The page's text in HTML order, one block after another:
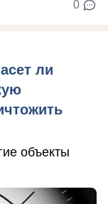
0
ли
объекты